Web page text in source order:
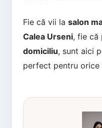
Fie că vii la salon
Calea Urseni, fie că
domiciliu, sunt aici
perfect pentru orice